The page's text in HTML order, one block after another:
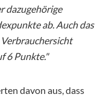
dazugehörige
ab. Auch das
6 Punkte."
davon aus, dass